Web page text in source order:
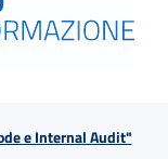
e Internal Audit"